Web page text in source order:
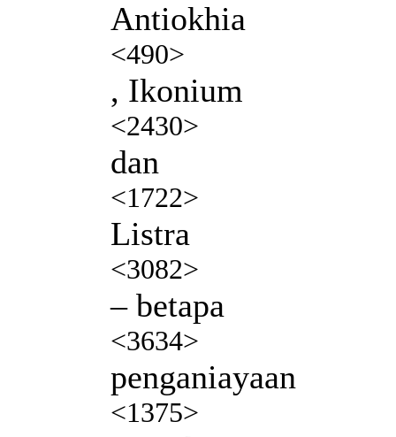
Antiokhia
<490>
, Ikonium
<2430>
dan
<1722>
Listra
<3082>
– betapa
<3634>
penganiayaan
<1375>